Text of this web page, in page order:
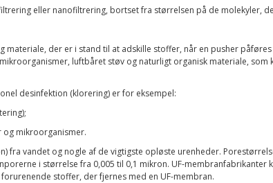
eller nanofiltrering, bortset fra størrelsen på de molekyler,
der er i stand til at adskille stoffer, når en pusher
luftbåret støv og naturligt organisk materiale, som
desinfektion (klorering) er for eksempel:
og mikroorganismer.
fra vandet og nogle af de vigtigste opløste urenheder.
i størrelse fra 0,005 til 0,1 mikron. UF-membranfabrikanter
stoffer, der fjernes med en UF-membran.